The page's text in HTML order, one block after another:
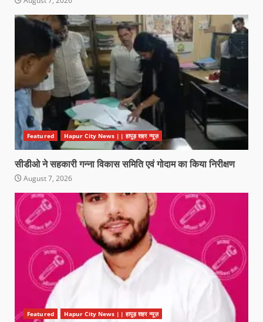
Featured Hapur City News || हापुड़ शहर न्यूज़
सीडीओ ने सहकारी गन्ना विकास समिति एवं गोदाम का किया निरीक्षण
August 7, 2026
Featured Hapur City News || हापुड़ शहर न्यूज़